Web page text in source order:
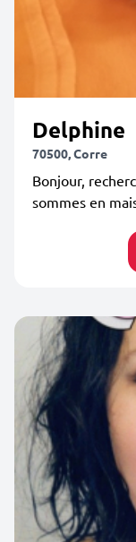
Delphine
70500, Corre
Bonjour,
sommes en